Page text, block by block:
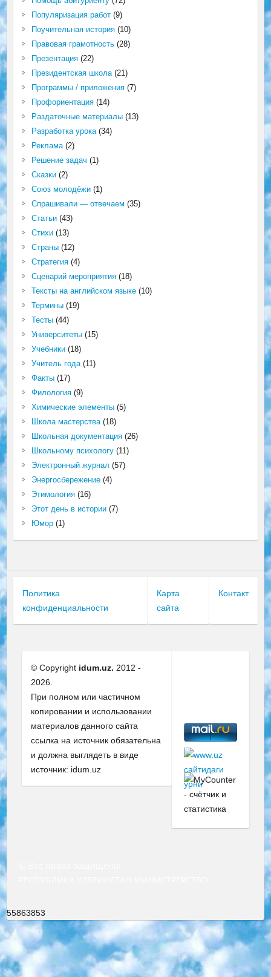
Популяризация работ(9)
Поучительная история(10)
Правовая грамотность(28)
Презентация(22)
Президентская школа(21)
Программы / приложения(7)
Профориентация(14)
Раздаточные материалы(13)
Разработка урока(34)
Реклама(2)
Решение задач (1)
Сказки(2)
Союз молодёжи(1)
Спрашивали — отвечаем (35)
Статьи(43)
Стихи(13)
Страны(12)
Стратегия(4)
Сценарий мероприятия(18)
Тексты на английском языке(10)
Термины(19)
Тесты(44)
Университеты(15)
Учебники(18)
Учитель года(11)
Факты(17)
Филология(9)
Химические элементы(5)
Школа мастерства(18)
Школьная документация(26)
Школьному психологу(11)
Электронный журнал (57)
Энергосбережение(4)
Этимология(16)
Этот день в истории(7)
Юмор(1)
Политика
конфиденциальности
Карта
сайта
Контакт
© Copyright idum.uz. 2012 -
2026.
При полном или частичном
копировании и использовании
материалов данного сайта
ссылка на источник обязательна
и должна выглядеть в виде
источник: idum.uz
55863853